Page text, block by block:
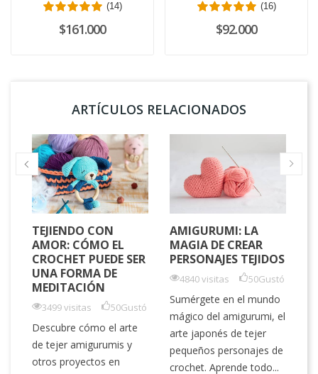
(14)
$161.000
(16)
$92.000
ARTÍCULOS RELACIONADOS
TEJIENDO CON
AMOR: CÓMO EL
CROCHET PUEDE SER
UNA FORMA DE
MEDITACIÓN
3499 visitas 50Gustó
Descubre cómo el arte
de tejer amigurumis y
otros proyectos en
AMIGURUMI: LA
MAGIA DE CREAR
PERSONAJES TEJIDOS
4840 visitas 50Gustó
Sumérgete en el mundo
mágico del amigurumi, el
arte japonés de tejer
pequeños personajes de
crochet. Aprende todo...